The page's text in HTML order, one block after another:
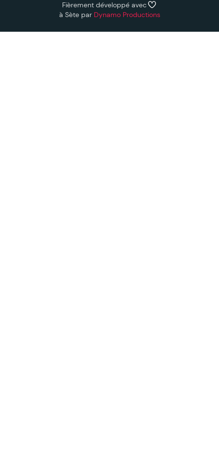
Fièrement développé avec
à Sète par Dynamo Productions